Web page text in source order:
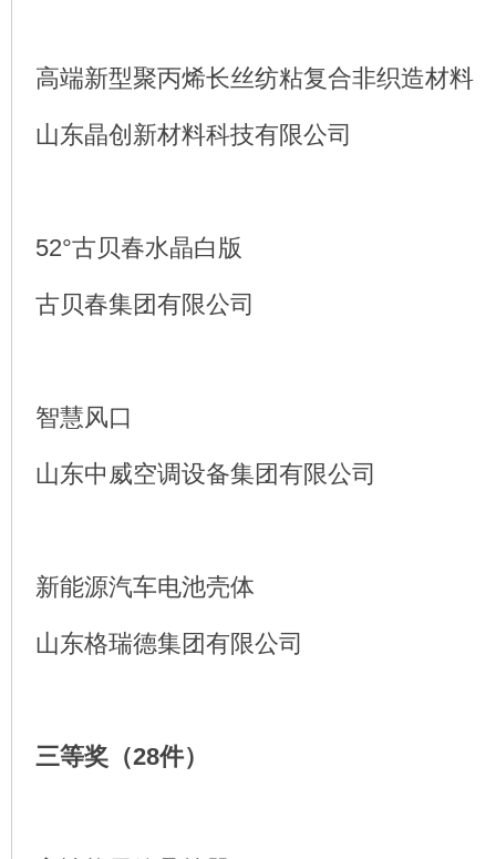
高端新型聚丙烯长丝纺粘复合非织造材料
山东晶创新材料科技有限公司
52°古贝春水晶白版
古贝春集团有限公司
智慧风口
山东中威空调设备集团有限公司
新能源汽车电池壳体
山东格瑞德集团有限公司
三等奖（28件）